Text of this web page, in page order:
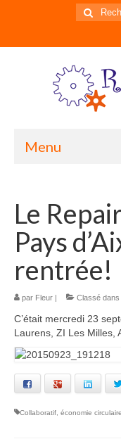
:
Menu
Informations
Historique
Qui sommes
Comment
Notre
Palmarès
La Charte
Nos
Le
Pays
rentrée!
par Fleur Classé dans
C’était mercredi 23
Laurens, ZI Les Milles,
Facebook Google+
Collaboratif économie circulaire